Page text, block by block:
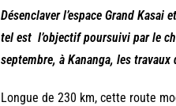
Désenclaver l’espace Grand
tel est l’objectif poursuivi par le
septembre, à Kananga, les
Longue de 230 km, cette route